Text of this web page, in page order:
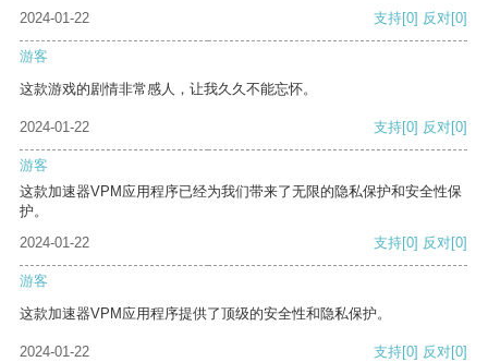
2024-01-22 支持[0] 反对[0]
游客
这款游戏的剧情非常感人，让我久久不能忘怀。
2024-01-22 支持[0] 反对[0]
游客
这款加速器VPM应用程序已经为我们带来了无限的隐私保护和安全性保
护。
2024-01-22
支持[0] 反对[0]
游客
这款加速器VPM应用程序提供了顶级的安全性和隐私保护。
2024-01-22 支持[0] 反对[0]